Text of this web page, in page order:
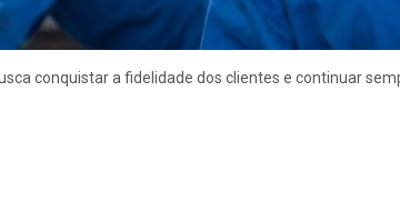
conquistar a fidelidade dos clientes e continuar